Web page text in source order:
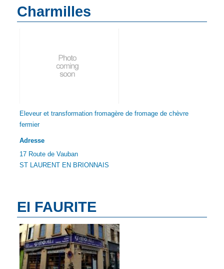
Charmilles
Eleveur et transformation fromagère de fromage de chèvre
fermier
Adresse
17 Route de Vauban
ST LAURENT EN BRIONNAIS
EI FAURITE